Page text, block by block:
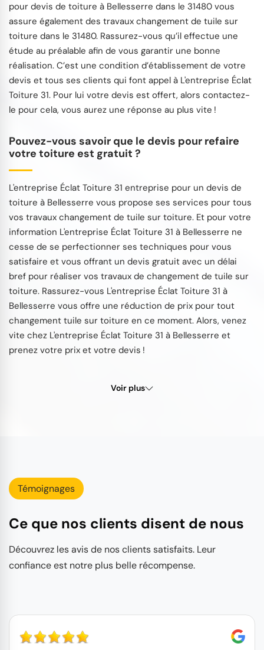
pour devis de toiture à Bellesserre dans le 31480 vous
assure également des travaux changement de tuile sur
toiture dans le 31480. Rassurez-vous qu’il effectue une
étude au préalable afin de vous garantir une bonne
réalisation. C’est une condition d’établissement de votre
devis et tous ses clients qui font appel à L'entreprise Éclat
Toiture 31. Pour lui votre devis est offert, alors contactez-
le pour cela, vous aurez une réponse au plus vite !
Pouvez-vous savoir que le devis pour refaire
votre toiture est gratuit ?
L'entreprise Éclat Toiture 31 entreprise pour un devis de
toiture à Bellesserre vous propose ses services pour tous
vos travaux changement de tuile sur toiture. Et pour votre
information L'entreprise Éclat Toiture 31 à Bellesserre ne
cesse de se perfectionner ses techniques pour vous
satisfaire et vous offrant un devis gratuit avec un délai
bref pour réaliser vos travaux de changement de tuile sur
toiture. Rassurez-vous L'entreprise Éclat Toiture 31 à
Bellesserre vous offre une réduction de prix pour tout
changement tuile sur toiture en ce moment. Alors, venez
vite chez L'entreprise Éclat Toiture 31 à Bellesserre et
prenez votre prix et votre devis !
Voir plus
Témoignages
Ce que nos clients disent de nous
Découvrez les avis de nos clients satisfaits. Leur
confiance est notre plus belle récompense.